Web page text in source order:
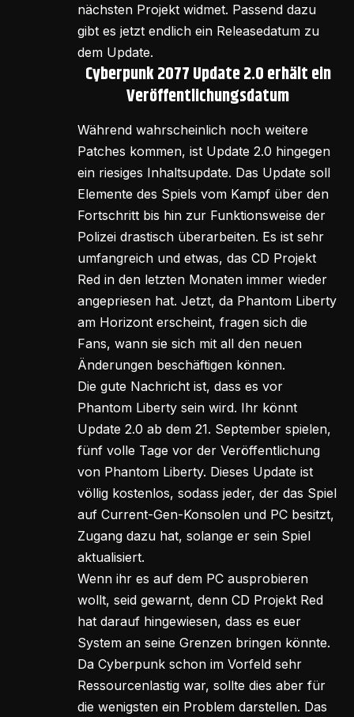
nächsten Projekt widmet. Passend dazu
gibt es jetzt endlich ein Releasedatum zu
dem Update.
Cyberpunk 2077 Update 2.0 erhält ein
Veröffentlichungsdatum
Während wahrscheinlich noch weitere
Patches kommen, ist Update 2.0 hingegen
ein riesiges Inhaltsupdate. Das Update soll
Elemente des Spiels vom Kampf über den
Fortschritt bis hin zur Funktionsweise der
Polizei drastisch überarbeiten. Es ist sehr
umfangreich und etwas, das CD Projekt
Red in den letzten Monaten immer wieder
angepriesen hat. Jetzt, da Phantom Liberty
am Horizont erscheint, fragen sich die
Fans, wann sie sich mit all den neuen
Änderungen beschäftigen können.
Die gute Nachricht ist, dass es vor
Phantom Liberty sein wird. Ihr könnt
Update 2.0 ab dem 21. September spielen,
fünf volle Tage vor der Veröffentlichung
von Phantom Liberty. Dieses Update ist
völlig kostenlos, sodass jeder, der das Spiel
auf Current-Gen-Konsolen und PC besitzt,
Zugang dazu hat, solange er sein Spiel
aktualisiert.
Wenn ihr es auf dem PC ausprobieren
wollt, seid gewarnt, denn CD Projekt Red
hat darauf hingewiesen, dass es euer
System an seine Grenzen bringen könnte.
Da Cyberpunk schon im Vorfeld sehr
Ressourcenlastig war, sollte dies aber für
die wenigsten ein Problem darstellen. Das